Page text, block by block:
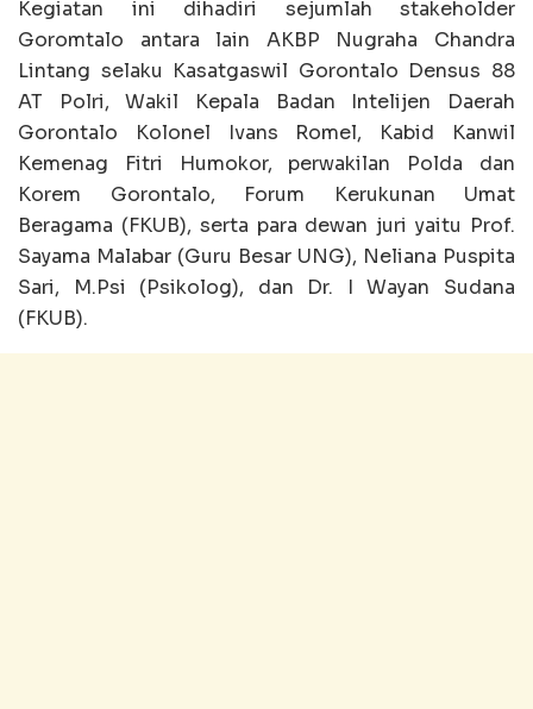
Kegiatan ini dihadiri sejumlah stakeholder
Goromtalo antara lain AKBP Nugraha Chandra
Lintang selaku Kasatgaswil Gorontalo Densus 88
AT Polri, Wakil Kepala Badan Intelijen Daerah
Gorontalo Kolonel Ivans Romel, Kabid Kanwil
Kemenag Fitri Humokor, perwakilan Polda dan
Korem Gorontalo, Forum Kerukunan Umat
Beragama (FKUB), serta para dewan juri yaitu Prof.
Sayama Malabar (Guru Besar UNG), Neliana Puspita
Sari, M.Psi (Psikolog), dan Dr. I Wayan Sudana
(FKUB).